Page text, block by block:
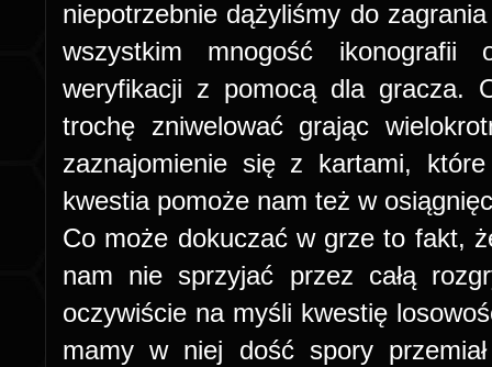
niepotrzebnie dążyliśmy do
wszystkim mnogość ikonografii
weryfikacji z pomocą dla gracza.
trochę zniwelować grając
zaznajomienie się z kartami,
kwestia pomoże nam też w
Co może dokuczać w grze to fakt,
nam nie sprzyjać przez całą
oczywiście na myśli kwestię
mamy w niej dość spory